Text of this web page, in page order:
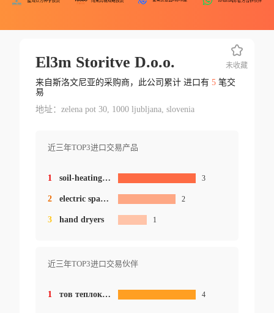
El3m Storitve D.o.o.
来自斯洛文尼亚的采购商，此公司累计 进口有 5笔交
易
地址：zelena pot 30, 1000 ljubljana, slovenia
近三年TOP3进口交易产品
1 soil-heating apparatus 3
2 electric space-heating 2
3 hand dryers 1
近三年TOP3进口交易伙伴
1 тов теплокерамік 4
未收藏